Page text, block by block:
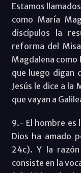
Estamos
como María
discípulos la
reforma del
Magdalena como
que luego digan
Jesús le dice a la
que vayan a
9.- El hombre es
Dios ha amado
24c). Y la
consiste en la